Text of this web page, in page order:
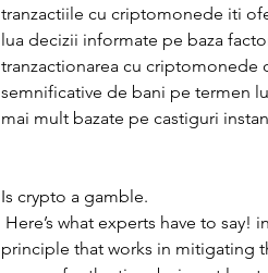
tranzactiile cu criptomonede iti
lua decizii informate pe baza
tranzactionarea cu criptomonede
semnificative de bani pe termen
mai mult bazate pe castiguri
Is crypto a gamble.
principle that works in mitigating